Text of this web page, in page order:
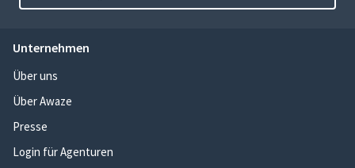
Unternehmen
Über uns
Über Awaze
Presse
Login für Agenturen